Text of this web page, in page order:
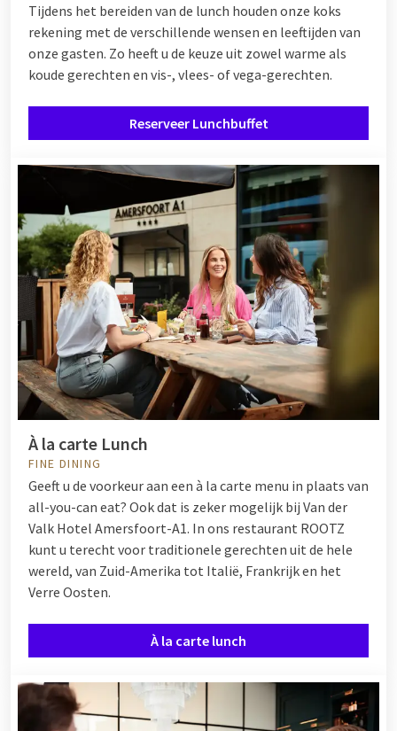
Tijdens het bereiden van de lunch houden onze koks
rekening met de verschillende wensen en leeftijden van
onze gasten. Zo heeft u de keuze uit zowel warme als
koude gerechten en vis-, vlees- of vega-gerechten.
Reserveer Lunchbuffet
À la carte Lunch
FINE DINING
Geeft u de voorkeur aan een à la carte menu in plaats van
all-you-can eat? Ook dat is zeker mogelijk bij Van der
Valk Hotel Amersfoort-A1. In ons restaurant ROOTZ
kunt u terecht voor traditionele gerechten uit de hele
wereld, van Zuid-Amerika tot Italië, Frankrijk en het
Verre Oosten.
À la carte lunch